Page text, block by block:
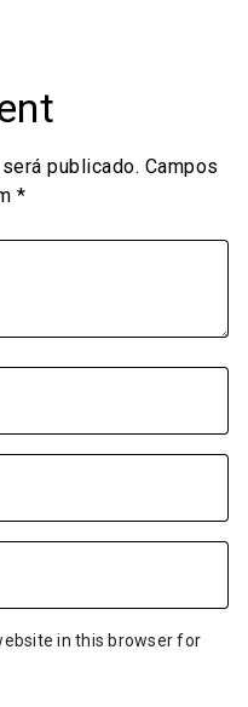
publicado. Campos
*
in this browser for